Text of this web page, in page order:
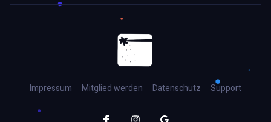
Impressum Mitglied werden Datenschutz Support